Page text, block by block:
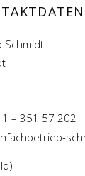
Schmidt
– 351 57 202